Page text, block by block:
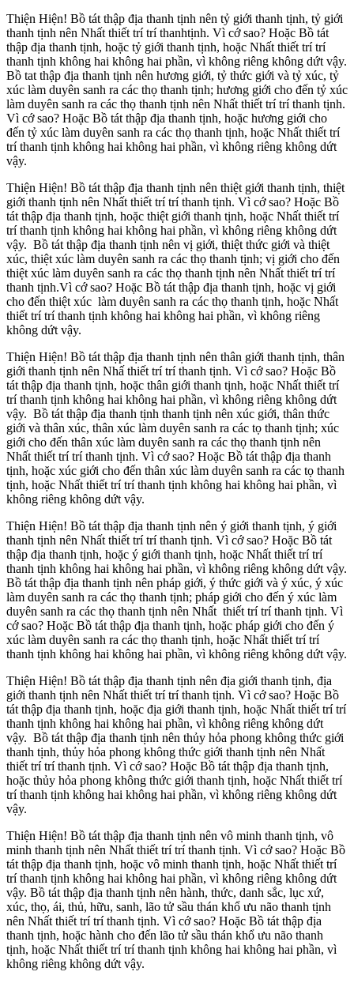
Thiện Hiện! Bồ tát thập địa thanh tịnh nên tỷ giới thanh tịnh, tỷ giới
thanh tịnh nên Nhất thiết trí trí thanhtịnh. Vì cớ sao? Hoặc Bồ tát
thập địa thanh tịnh, hoặc tỷ giới thanh tịnh, hoặc Nhất thiết trí trí
thanh tịnh không hai không hai phần, vì không riêng không dứt vậy.
Bồ tat thập địa thanh tịnh nên hương giới, tỷ thức giới và tỷ xúc, tỷ
xúc làm duyên sanh ra các thọ thanh tịnh; hương giới cho đến tỷ xúc
làm duyên sanh ra các thọ thanh tịnh nên Nhất thiết trí trí thanh tịnh.
Vì cớ sao? Hoặc Bồ tát thập địa thanh tịnh, hoặc hương giới cho
đến tỷ xúc làm duyên sanh ra các thọ thanh tịnh, hoặc Nhất thiết trí
trí thanh tịnh không hai không hai phần, vì không riêng không dứt
vậy.
Thiện Hiện! Bồ tát thập địa thanh tịnh nên thiệt giới thanh tịnh, thiệt
giới thanh tịnh nên Nhất thiết trí trí thanh tịnh. Vì cớ sao? Hoặc Bồ
tát thập địa thanh tịnh, hoặc thiệt giới thanh tịnh, hoặc Nhất thiết trí
trí thanh tịnh không hai không hai phần, vì không riêng không dứt
vậy. Bồ tát thập địa thanh tịnh nên vị giới, thiệt thức giới và thiệt
xúc, thiệt xúc làm duyên sanh ra các thọ thanh tịnh; vị giới cho đến
thiệt xúc làm duyên sanh ra các thọ thanh tịnh nên Nhất thiết trí trí
thanh tịnh.Vì cớ sao? Hoặc Bồ tát thập địa thanh tịnh, hoặc vị giới
cho đến thiệt xúc làm duyên sanh ra các thọ thanh tịnh, hoặc Nhất
thiết trí trí thanh tịnh không hai không hai phần, vì không riêng
không dứt vậy.
Thiện Hiện! Bồ tát thập địa thanh tịnh nên thân giới thanh tịnh, thân
giới thanh tịnh nên Nhấ thiết trí trí thanh tịnh. Vì cớ sao? Hoặc Bồ
tát thập địa thanh tịnh, hoặc thân giới thanh tịnh, hoặc Nhất thiết trí
trí thanh tịnh không hai không hai phần, vì không riêng không dứt
vậy. Bồ tát thập địa thanh tịnh thanh tịnh nên xúc giới, thân thức
giới và thân xúc, thân xúc làm duyên sanh ra các tọ thanh tịnh; xúc
giới cho đến thân xúc làm duyên sanh ra các thọ thanh tịnh nên
Nhất thiết trí trí thanh tịnh. Vì cớ sao? Hoặc Bồ tát thập địa thanh
tịnh, hoặc xúc giới cho đến thân xúc làm duyên sanh ra các tọ thanh
tịnh, hoặc Nhất thiết trí trí thanh tịnh không hai không hai phần, vì
không riêng không dứt vậy.
Thiện Hiện! Bồ tát thập địa thanh tịnh nên ý giới thanh tịnh, ý giới
thanh tịnh nên Nhất thiết trí trí thanh tịnh. Vì cớ sao? Hoặc Bồ tát
thập địa thanh tịnh, hoặc ý giới thanh tịnh, hoặc Nhất thiết trí trí
thanh tịnh không hai không hai phần, vì không riêng không dứt vậy.
Bồ tát thập địa thanh tịnh nên pháp giới, ý thức giới và ý xúc, ý xúc
làm duyên sanh ra các thọ thanh tịnh; pháp giới cho đến ý xúc làm
duyên sanh ra các thọ thanh tịnh nên Nhất thiết trí trí thanh tịnh. Vì
cớ sao? Hoặc Bồ tát thập địa thanh tịnh, hoặc pháp giới cho đến ý
xúc làm duyên sanh ra các thọ thanh tịnh, hoặc Nhất thiết trí trí
thanh tịnh không hai không hai phần, vì không riêng không dứt vậy.
Thiện Hiện! Bồ tát thập địa thanh tịnh nên địa giới thanh tịnh, địa
giới thanh tịnh nên Nhất thiết trí trí thanh tịnh. Vì cớ sao? Hoặc Bồ
tát thập địa thanh tịnh, hoặc địa giới thanh tịnh, hoặc Nhất thiết trí trí
thanh tịnh không hai không hai phần, vì không riêng không dứt
vậy. Bồ tát thập địa thanh tịnh nên thủy hỏa phong không thức giới
thanh tịnh, thủy hỏa phong không thức giới thanh tịnh nên Nhất
thiết trí trí thanh tịnh. Vì cớ sao? Hoặc Bồ tát thập địa thanh tịnh,
hoặc thủy hỏa phong không thức giới thanh tịnh, hoặc Nhất thiết trí
trí thanh tịnh không hai không hai phần, vì không riêng không dứt
vậy.
Thiện Hiện! Bồ tát thập địa thanh tịnh nên vô minh thanh tịnh, vô
minh thanh tịnh nên Nhất thiết trí trí thanh tịnh. Vì cớ sao? Hoặc Bồ
tát thập địa thanh tịnh, hoặc vô minh thanh tịnh, hoặc Nhất thiết trí
trí thanh tịnh không hai không hai phần, vì không riêng không dứt
vậy. Bồ tát thập địa thanh tịnh nên hành, thức, danh sắc, lục xứ,
xúc, thọ, ái, thủ, hữu, sanh, lão tử sầu thán khổ ưu não thanh tịnh
nên Nhất thiết trí trí thanh tịnh. Vì cớ sao? Hoặc Bồ tát thập địa
thanh tịnh, hoặc hành cho đến lão tử sầu thán khổ ưu não thanh
tịnh, hoặc Nhất thiết trí trí thanh tịnh không hai không hai phần, vì
không riêng không dứt vậy.